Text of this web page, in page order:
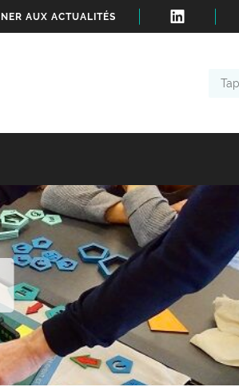
AUX ACTUALITÉS